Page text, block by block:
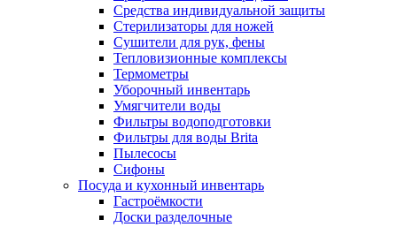
Средства индивидуальной защиты
Стерилизаторы для ножей
Сушители для рук, фены
Тепловизионные комплексы
Термометры
Уборочный инвентарь
Умягчители воды
Фильтры водоподготовки
Фильтры для воды Brita
Пылесосы
Сифоны
Посуда и кухонный инвентарь
Гастроёмкости
Доски разделочные